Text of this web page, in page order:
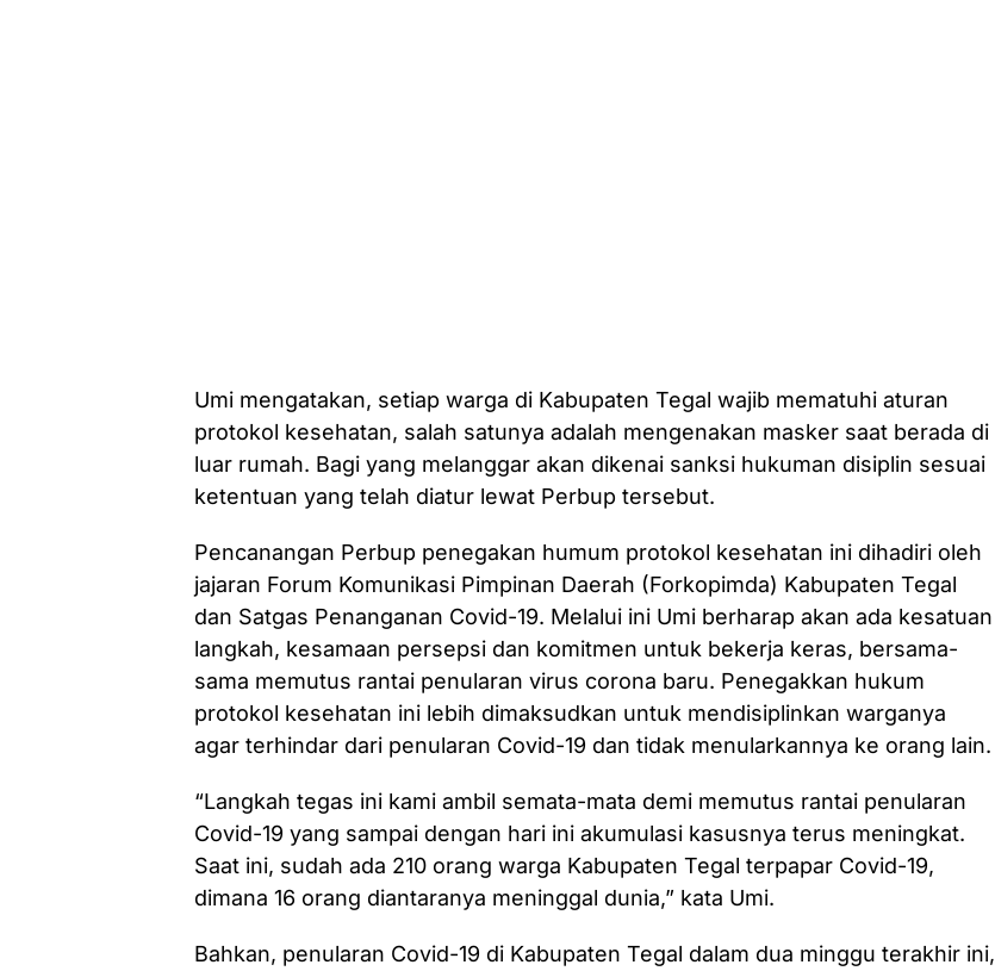
Umi mengatakan, setiap warga di Kabupaten Tegal wajib mematuhi aturan
protokol kesehatan, salah satunya adalah mengenakan masker saat berada di
luar rumah. Bagi yang melanggar akan dikenai sanksi hukuman disiplin sesuai
ketentuan yang telah diatur lewat Perbup tersebut.
Pencanangan Perbup penegakan humum protokol kesehatan ini dihadiri oleh
jajaran Forum Komunikasi Pimpinan Daerah (Forkopimda) Kabupaten Tegal
dan Satgas Penanganan Covid-19. Melalui ini Umi berharap akan ada kesatuan
langkah, kesamaan persepsi dan komitmen untuk bekerja keras, bersama-
sama memutus rantai penularan virus corona baru. Penegakkan hukum
protokol kesehatan ini lebih dimaksudkan untuk mendisiplinkan warganya
agar terhindar dari penularan Covid-19 dan tidak menularkannya ke orang lain.
“Langkah tegas ini kami ambil semata-mata demi memutus rantai penularan
Covid-19 yang sampai dengan hari ini akumulasi kasusnya terus meningkat.
Saat ini, sudah ada 210 orang warga Kabupaten Tegal terpapar Covid-19,
dimana 16 orang diantaranya meninggal dunia,” kata Umi.
Bahkan, penularan Covid-19 di Kabupaten Tegal dalam dua minggu terakhir ini,